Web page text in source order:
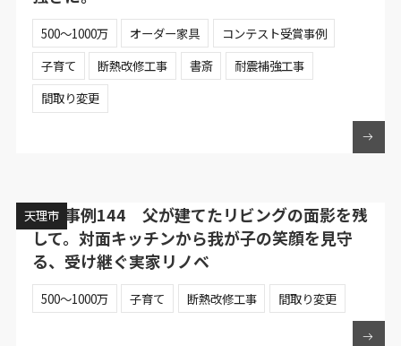
500〜1000万 オーダー家具
コンテスト受賞事例
子育て
断熱改修工事 書斎
耐震補強工事
間取り変更
天理市
施工事例144 父が建てたリビングの面影を残
して。対面キッチンから我が子の笑顔を見守
る、受け継ぐ実家リノベ
500〜1000万 子育て 断熱改修工事 間取り変更